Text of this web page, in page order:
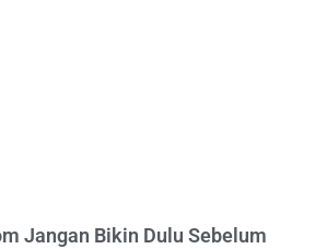
Jangan Bikin Dulu Sebelum